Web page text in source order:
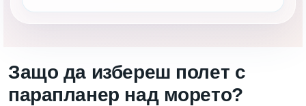
Защо да избереш полет с
парапланер над морето?